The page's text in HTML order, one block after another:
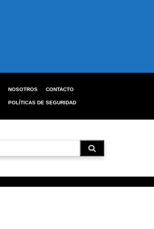
NOSOTROS CONTACTO
POLÍTICAS DE SEGURIDAD